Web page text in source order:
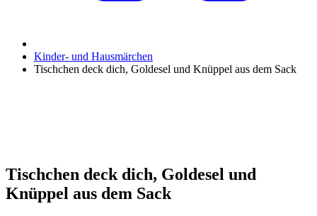
Kinder- und Hausmärchen
Tischchen deck dich, Goldesel und Knüppel aus dem Sack
Tischchen deck dich, Goldesel und
Knüppel aus dem Sack